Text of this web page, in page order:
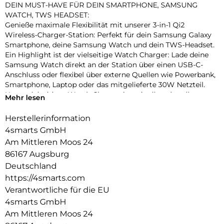
DEIN MUST-HAVE FÜR DEIN SMARTPHONE, SAMSUNG
WATCH, TWS HEADSET:
Genieße maximale Flexibilität mit unserer 3-in-1 Qi2
Wireless-Charger-Station: Perfekt für dein Samsung Galaxy
Smartphone, deine Samsung Watch und dein TWS-Headset.
Ein Highlight ist der vielseitige Watch Charger: Lade deine
Samsung Watch direkt an der Station über einen USB-C-
Anschluss oder flexibel über externe Quellen wie Powerbank,
Smartphone, Laptop oder das mitgelieferte 30W Netzteil.
Unser vielseitiger Watch Charger ist mit allen aktuellen
SMARTES LADEN MIT Qi2:
Dank Qi2-Standard bietet es mehr Leistung und Effizienz
beim kabellosen Laden. Die MagSafe-Technik mit starken
Magneten sorgt dafür, dass dein Handy sicher gehalten und
präzise positioniert wird – für schnelles und zuverlässiges
Laden. Mit dem mitgelieferten UltiMag Ring können auch
Smartphones ohne MagSafe oder Qi2-Technik kabellos
geladen werden. Zudem macht der Ring alle Geräte, die
Wireless-Charging unterstützen, mit unserer Station
kompatibel. Unsere Station funktioniert mit den neuesten
iPhone- und Samsung-Modellen sowie vielen weiteren
Mehr lesen
Herstellerinformation
4smarts GmbH
Am Mittleren Moos 24
86167 Augsburg
Deutschland
https://4smarts.com
Verantwortliche für die EU
4smarts GmbH
Am Mittleren Moos 24